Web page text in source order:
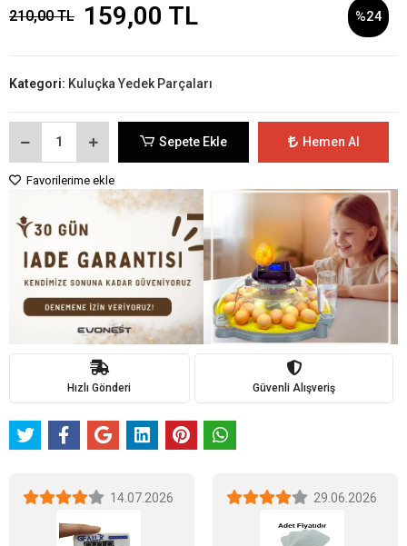
210,00 TL 159,00 TL %24
Kategori: Kuluçka Yedek Parçaları
Sepete Ekle Hemen Al
Favorilerime ekle
Hızlı Gönderi Güvenli Alışveriş
14.07.2026 29.06.2026